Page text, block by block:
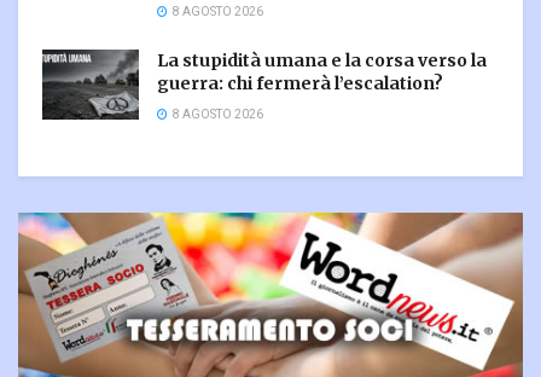
8 AGOSTO 2026
La stupidità umana e la corsa verso la
guerra: chi fermerà l’escalation?
8 AGOSTO 2026